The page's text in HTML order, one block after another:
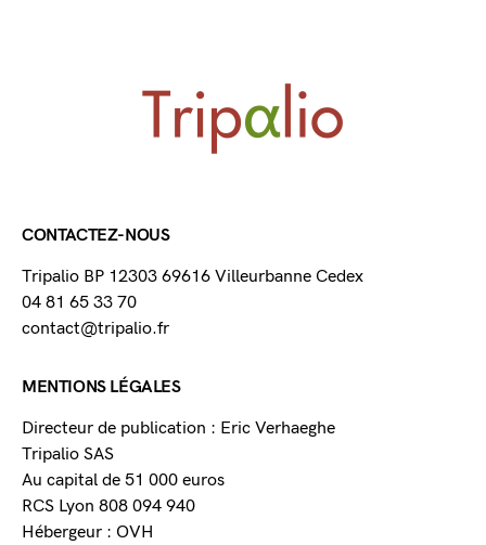
CONTACTEZ-NOUS
Tripalio BP 12303 69616 Villeurbanne Cedex
04 81 65 33 70
contact@tripalio.fr
MENTIONS LÉGALES
Directeur de publication : Eric Verhaeghe
Tripalio SAS
Au capital de 51 000 euros
RCS Lyon 808 094 940
Hébergeur : OVH